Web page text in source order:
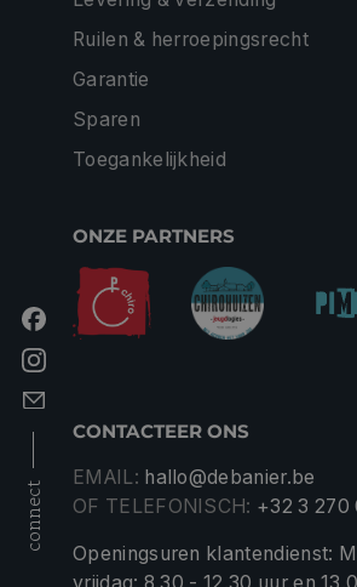
connect
Ruilen & herroepingsrecht
Garantie
Sparen
Toegankelijkheid
ONZE PARTNERS
CONTACTEER ONS
EMAIL: hallo@debanier.be
OF TELEFONISCH: +32 3
Openingsuren klantendienst: